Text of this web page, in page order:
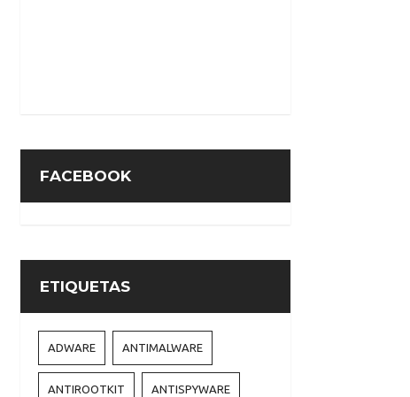
FACEBOOK
ETIQUETAS
ADWARE ANTIMALWARE
ANTIROOTKIT ANTISPYWARE